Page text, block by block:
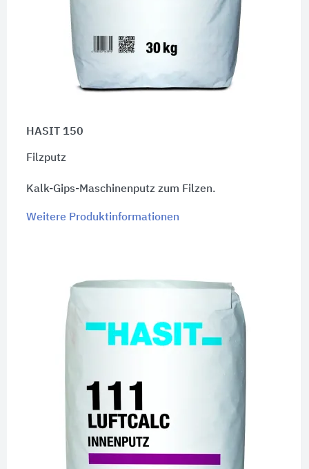
HASIT 150
Filzputz
Kalk-Gips-Maschinenputz zum Filzen.
Weitere Produktinformationen